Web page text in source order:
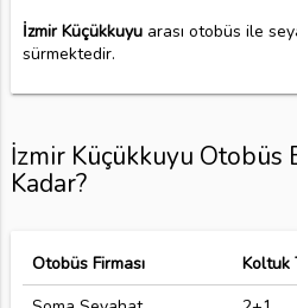
İzmir Küçükkuyuarası otobüs ile
sürmektedir.
İzmir Küçükkuyu Otobüs
Kadar?
Otobüs Firması Koltuk